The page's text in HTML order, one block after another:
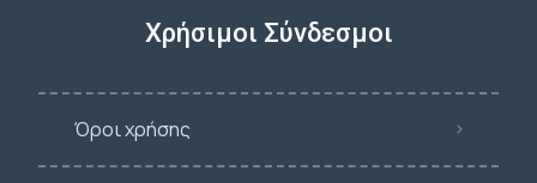
Χρήσιμοι Σύνδεσμοι
Όροι χρήσης